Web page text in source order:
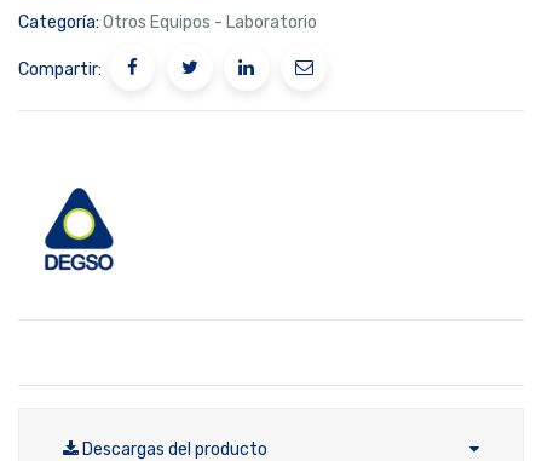
Categoría: Otros Equipos - Laboratorio
Compartir:
Descargas del producto